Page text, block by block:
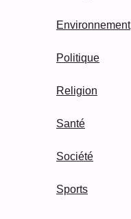
Environnement
Politique
Religion
Santé
Société
Sports